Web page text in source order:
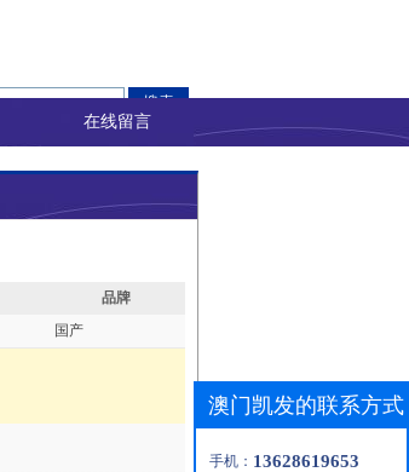
在线留言
品牌
国产
澳门凯发的联系方式
手机： 13628619653